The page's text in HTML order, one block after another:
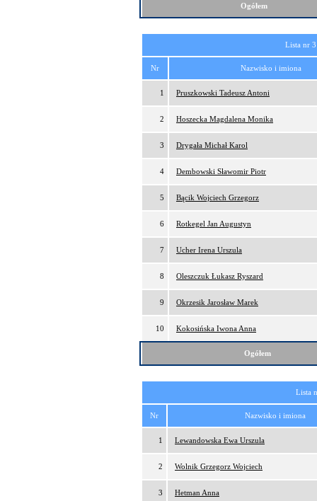
Ogółem
Lista nr
Nr Nazwisko i imiona
1 Pruszkowski Tadeusz Antoni
2 Hoszecka Magdalena Monika
3 Drygała Michał Karol
4 Dembowski Sławomir Piotr
5 Bącik Wojciech Grzegorz
6 Rotkegel Jan Augustyn
7 Ucher Irena Urszula
8 Oleszczuk Łukasz Ryszard
9 Okrzesik Jarosław Marek
10 Kokosińska Iwona Anna
Ogółem
Lista
Nr Nazwisko i imiona
1 Lewandowska Ewa Urszula
2 Wolnik Grzegorz Wojciech
3 Hetman Anna